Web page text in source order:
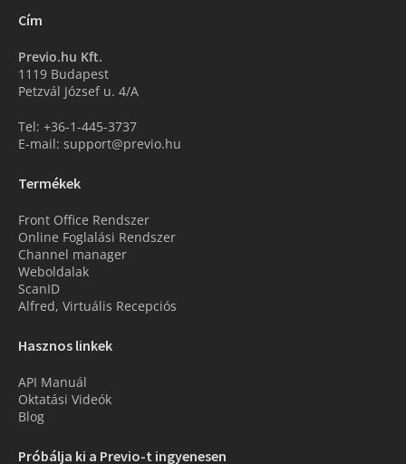
Cím
Previo.hu Kft.
1119 Budapest
Petzvál József u. 4/A
Tel: +36-1-445-3737
E-mail: support@previo.hu
Termékek
Front Office Rendszer
Online Foglalási Rendszer
Channel manager
Weboldalak
ScanID
Alfred, Virtuális Recepciós
Hasznos linkek
API Manuál
Oktatási Videók
Blog
Próbálja ki a Previo-t ingyenesen